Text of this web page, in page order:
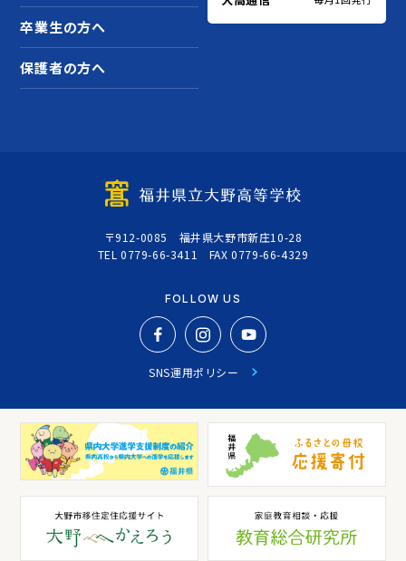
卒業生の方へ
保護者の方へ
〒912-0085 福井県大野市新庄10-28
TEL 0779-66-3411 FAX 0779-66-4329
FOLLOW US
SNS運用ポリシー